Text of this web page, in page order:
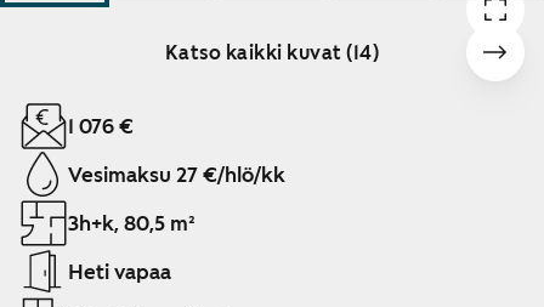
Katso kaikki kuvat (14)
Näytetään dia 1 / 14
1 076 €
Vesimaksu 27 €/hlö/kk
3h+k, 80,5 m²
Heti vapaa